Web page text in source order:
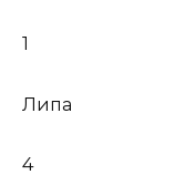
1
Липа
4